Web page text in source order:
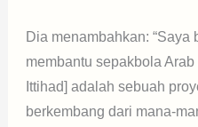
Dia menambahkan: “Saya
membantu sepakbola
Ittihad] adalah sebuah
berkembang dari mana-